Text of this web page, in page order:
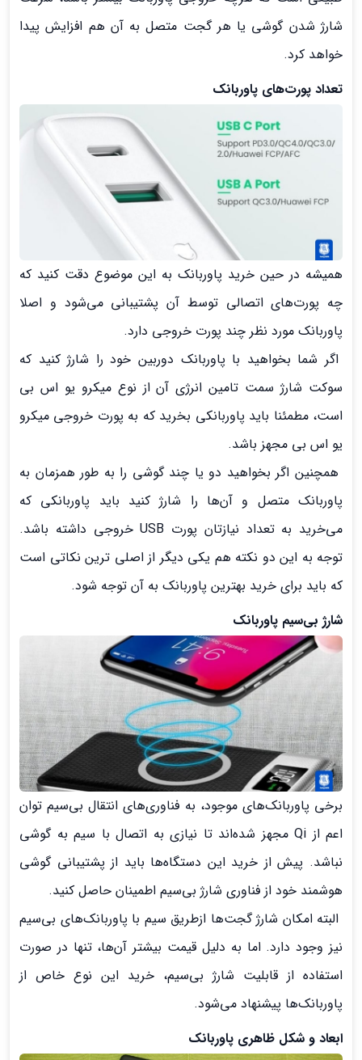
شارژ شدن گوشی یا هر گجت متصل به آن هم افزایش پیدا
خواهد کرد.
تعداد پورت‌های پاوربانک
همیشه در حین خرید پاوربانک به این موضوع دقت کنید که
چه پورت‌های اتصالی توسط آن پشتیبانی می‌شود و اصلا
پاوربانک مورد نظر چند پورت خروجی دارد.
اگر شما بخواهید با پاوربانک دوربین خود را شارژ کنید که
سوکت شارژ سمت تامین انرژی آن از نوع میکرو یو اس بی
است، مطمئنا باید پاوربانکی بخرید که به پورت خروجی میکرو
یو اس بی مجهز باشد.
همچنین اگر بخواهید دو یا چند گوشی را به طور همزمان به
پاوربانک متصل و آن‌ها را شارژ کنید باید پاوربانکی که
می‌خرید به تعداد نیازتان پورت USB خروجی داشته باشد.
توجه به این دو نکته هم یکی دیگر از اصلی ترین نکاتی است
که باید برای خرید بهترین پاوربانک به آن توجه شود.
شارژ بی‌سیم پاوربانک
برخی پاوربانک‌های موجود، به فناوری‌های انتقال بی‌سیم توان
اعم از Qi مجهز شده‌اند تا نیازی به اتصال با سیم به گوشی
نباشد. پیش از خرید این دستگاه‌ها باید از پشتیبانی گوشی
هوشمند خود از فناوری شارژ بی‌‌سیم اطمینان حاصل کنید.
البته امکان شارژ گجت‌ها ازطریق سیم با پاوربانک‌های بی‌سیم
نیز وجود دارد. اما به دلیل قیمت بیشتر آن‌ها، تنها در صورت
استفاده از قابلیت شارژ بی‌سیم، خرید این نوع خاص از
پاوربانک‌ها پیشنهاد می‌شود.
ابعاد و شکل ظاهری پاوربانک